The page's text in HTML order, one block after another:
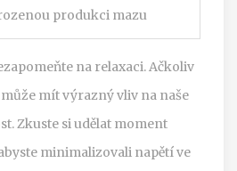
produkci mazu
na relaxaci. Ačkoliv
mít výrazný vliv na naše
Zkuste si udělat moment
minimalizovali napětí ve